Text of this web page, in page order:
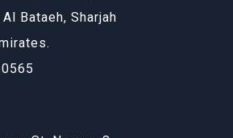
Bataeh, Sharjah